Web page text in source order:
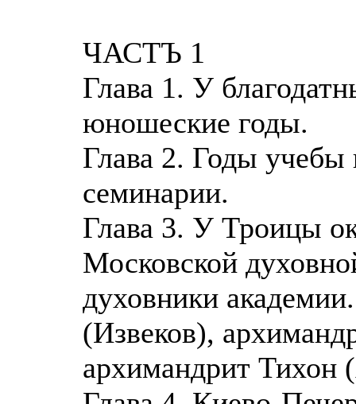
ЧАСТЪ 1
Глава 1. У
юношеские годы.
Глава 2. Годы учебы
семинарии.
Глава 3. У Троицы
Московской
духовники
(Извеков),
архимандрит Тихон